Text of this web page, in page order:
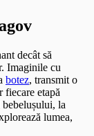
decât să
Imaginile cu
botez, transmit o
fiecare etapă
la
lumea,